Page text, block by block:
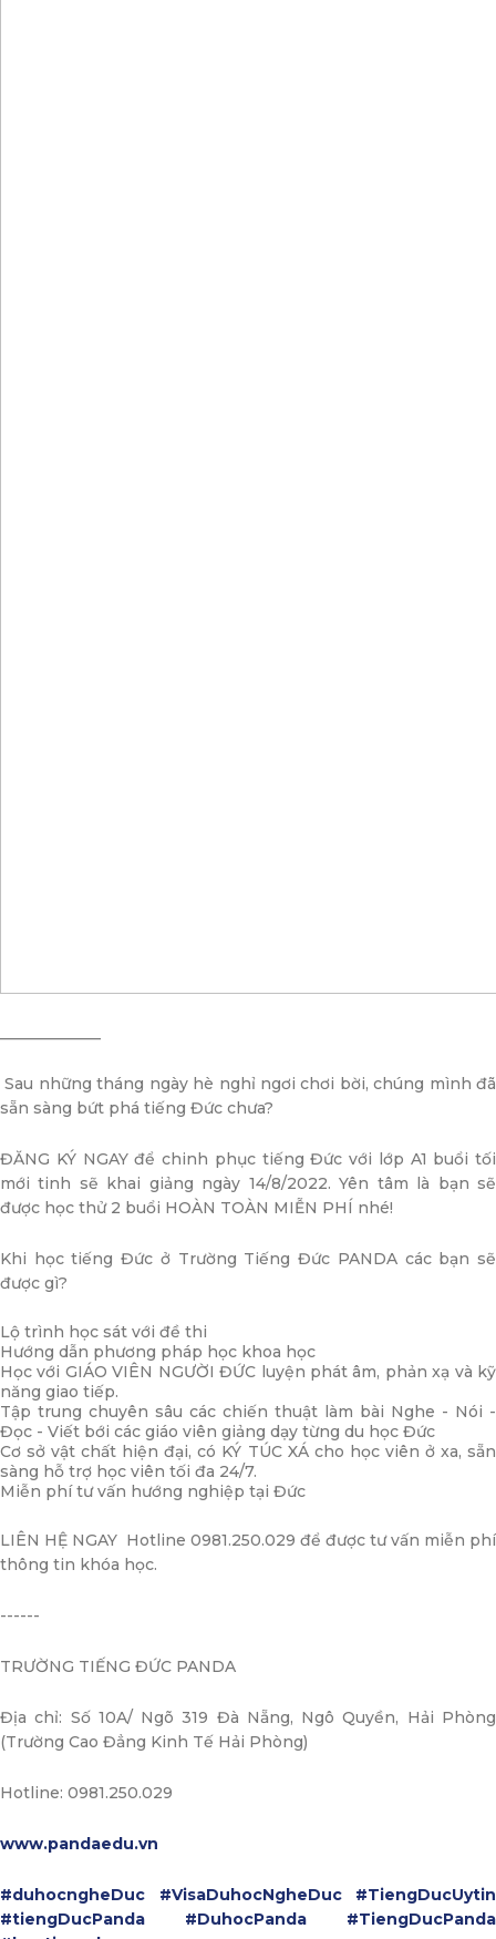
Sau những tháng ngày hè nghỉ ngơi chơi bời, chúng mình đã
sẵn sàng bứt phá tiếng Đức chưa?
ĐĂNG KÝ NGAY để chinh phục tiếng Đức với lớp A1 buổi tối
mới tinh sẽ khai giảng ngày 14/8/2022. Yên tâm là bạn sẽ
được học thử 2 buổi HOÀN TOÀN MIỄN PHÍ nhé!
Khi học tiếng Đức ở Trường Tiếng Đức PANDA các bạn sẽ
được gì?
Lộ trình học sát với đề thi
Hướng dẫn phương pháp học khoa học
Học với GIÁO VIÊN NGƯỜI ĐỨC luyện phát âm, phản xạ và kỹ
năng giao tiếp.
Tập trung chuyên sâu các chiến thuật làm bài Nghe - Nói -
Đọc - Viết bới các giáo viên giảng dạy từng du học Đức
Cơ sở vật chất hiện đại, có KÝ TÚC XÁ cho học viên ở xa, sẵn
sàng hỗ trợ học viên tối đa 24/7.
Miễn phí tư vấn hướng nghiệp tại Đức
LIÊN HỆ NGAY Hotline 0981.250.029 để được tư vấn miễn phí
thông tin khóa học.
------
TRƯỜNG TIẾNG ĐỨC PANDA
Địa chỉ: Số 10A/ Ngõ 319 Đà Nẵng, Ngô Quyền, Hải Phòng
(Trường Cao Đẳng Kinh Tế Hải Phòng)
Hotline: 0981.250.029
www.pandaedu.vn
#duhocngheDuc #VisaDuhocNgheDuc
#TiengDucUytin
#tiengDucPanda
#DuhocPanda
#TiengDucPanda